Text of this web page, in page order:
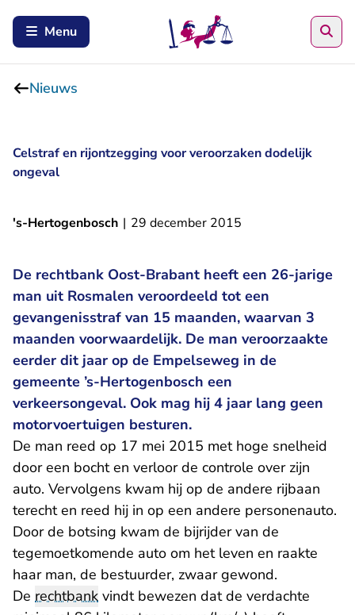
Menu
Nieuws
Celstraf en rijontzegging voor veroorzaken dodelijk
ongeval
's-Hertogenbosch | 29 december 2015
De rechtbank Oost-Brabant heeft een 26-jarige
man uit Rosmalen veroordeeld tot een
gevangenisstraf van 15 maanden, waarvan 3
maanden voorwaardelijk. De man veroorzaakte
eerder dit jaar op de Empelseweg in de
gemeente ’s-Hertogenbosch een
verkeersongeval. Ook mag hij 4 jaar lang geen
motorvoertuigen besturen.
De man reed op 17 mei 2015 met hoge snelheid
door een bocht en verloor de controle over zijn
auto. Vervolgens kwam hij op de andere rijbaan
terecht en reed hij in op een andere personenauto.
Door de botsing kwam de bijrijder van de
tegemoetkomende auto om het leven en raakte
haar man, de bestuurder, zwaar gewond.
De rechtbank vindt bewezen dat de verdachte